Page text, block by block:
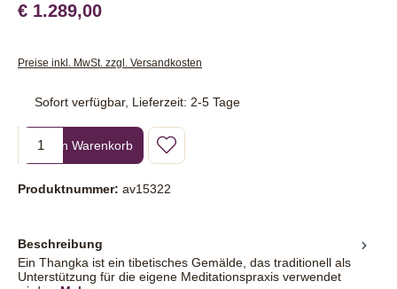
€ 1.289,00
Preise inkl. MwSt. zzgl. Versandkosten
Sofort verfügbar, Lieferzeit: 2-5 Tage
Produkt Anzahl: Gib den gewünschten Wert ein oder benutze die
In den Warenkorb
Produktnummer: av15322
Beschreibung
Ein Thangka ist ein tibetisches Gemälde, das traditionell als
Unterstützung für die eigene Meditationspraxis verwendet